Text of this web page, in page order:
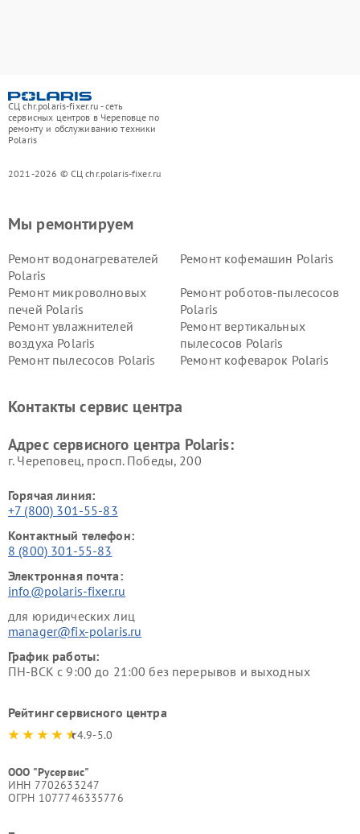
СЦ chr.polaris-fixer.ru - сеть
сервисных центров в Череповце по
ремонту и обслуживанию техники
Polaris
2021-2026 © СЦ chr.polaris-fixer.ru
Мы ремонтируем
Ремонт водонагревателей
Polaris
Ремонт кофемашин Polaris
Ремонт микроволновых
печей Polaris
Ремонт роботов-пылесосов
Polaris
Ремонт увлажнителей
воздуха Polaris
Ремонт вертикальных
пылесосов Polaris
Ремонт пылесосов Polaris
Ремонт кофеварок Polaris
Контакты сервис центра
Адрес сервисного центра Polaris:
г. Череповец, просп. Победы, 200
Горячая линия:
+7 (800) 301-55-83
Контактный телефон:
8 (800) 301-55-83
Электронная почта:
info@polaris-fixer.ru
для юридических лиц
manager@fix-polaris.ru
График работы:
ПН-ВСК с 9:00 до 21:00 без перерывов и выходных
Рейтинг сервисного центра
4.9-5.0
ООО "Русервис"
ИНН 7702633247
ОГРН 1077746335776